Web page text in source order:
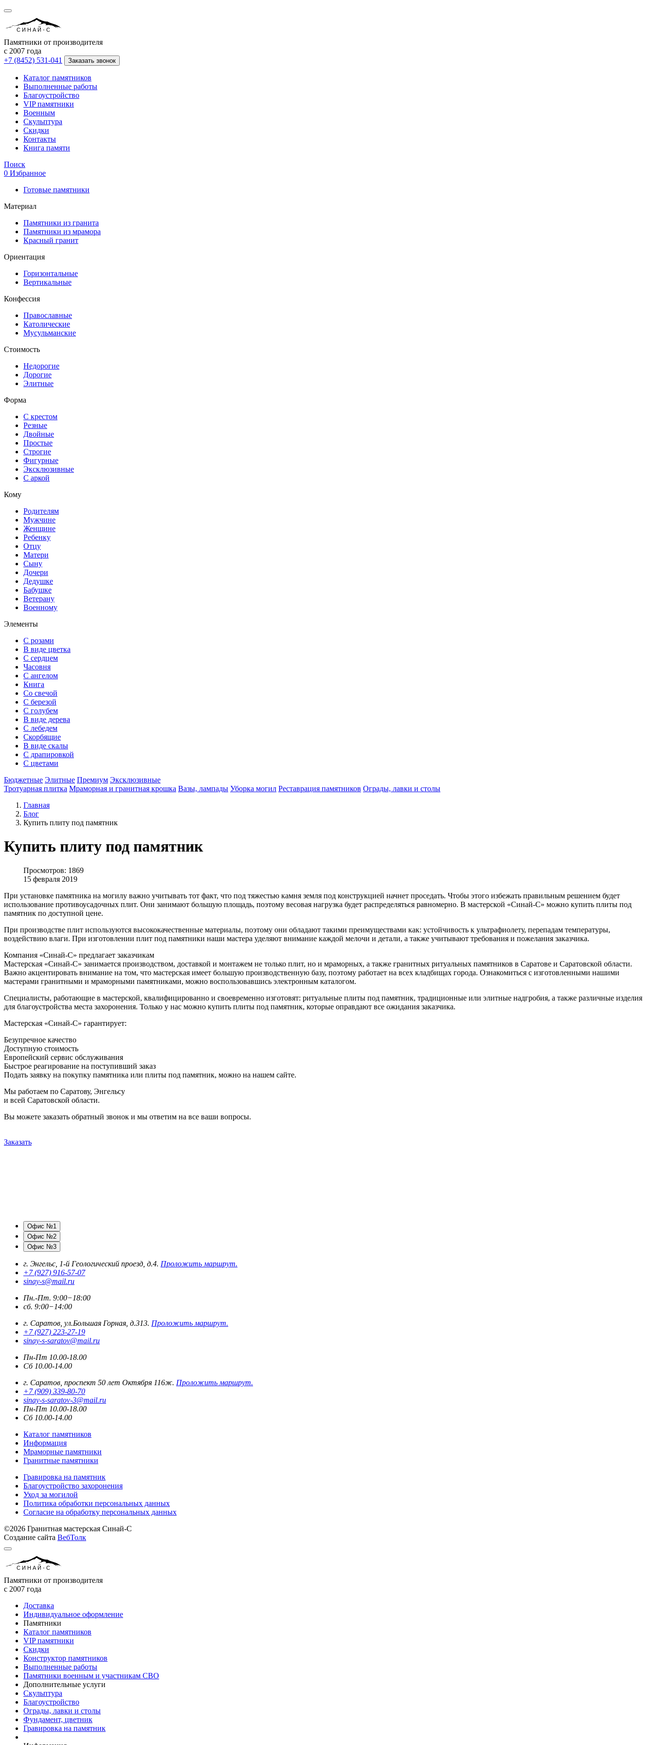
СИНАЙ-С
Памятники от производителя
с 2007 года
+7 (8452) 531-041
Заказать звонок
Каталог памятников
Выполненные работы
Благоустройство
VIP памятники
Военным
Скульптура
Скидки
Контакты
Книга памяти
Поиск
0 Избранное
Готовые памятники
Материал
Памятники из гранита
Памятники из мрамора
Красный гранит
Ориентация
Горизонтальные
Вертикальные
Конфессия
Православные
Католические
Мусульманские
Стоимость
Недорогие
Дорогие
Элитные
Форма
С крестом
Резные
Двойные
Простые
Строгие
Фигурные
Эксклюзивные
С аркой
Кому
Родителям
Мужчине
Женщине
Ребенку
Отцу
Матери
Сыну
Дочери
Дедушке
Бабушке
Ветерану
Военному
Элементы
С розами
В виде цветка
С сердцем
Часовня
С ангелом
Книга
Со свечой
С березой
С голубем
В виде дерева
С лебедем
Скорбящие
В виде скалы
С драпировкой
С цветами
Бюджетные Элитные Премиум Эксклюзивные
Тротуарная плитка Мраморная и гранитная крошка Вазы, лампады Уборка могил Реставрация памятников Ограды, лавки и столы
Главная
Блог
Купить плиту под памятник
Купить плиту под памятник
Просмотров: 1869
15 февраля 2019
При установке памятника на могилу важно учитывать тот факт, что под тяжестью камня земля под конструкцией начнет проседать. Чтобы этого избежать правильным решением будет
использование противоусадочных плит. Они занимают большую площадь, поэтому весовая нагрузка будет распределяться равномерно. В мастерской «Синай-С» можно купить плиты под
памятник по доступной цене.
При производстве плит используются высококачественные материалы, поэтому они обладают такими преимуществами как: устойчивость к ультрафиолету, перепадам температуры,
воздействию влаги. При изготовлении плит под памятники наши мастера уделяют внимание каждой мелочи и детали, а также учитывают требования и пожелания заказчика.
Компания «Синай-С» предлагает заказчикам
Мастерская «Синай-С» занимается производством, доставкой и монтажем не только плит, но и мраморных, а также гранитных ритуальных памятников в Саратове и Саратовской области.
Важно акцентировать внимание на том, что мастерская имеет большую производственную базу, поэтому работает на всех кладбищах города. Ознакомиться с изготовленными нашими
мастерами гранитными и мраморными памятниками, можно воспользовавшись электронным каталогом.
Специалисты, работающие в мастерской, квалифицированно и своевременно изготовят: ритуальные плиты под памятник, традиционные или элитные надгробия, а также различные изделия
для благоустройства места захоронения. Только у нас можно купить плиты под памятник, которые оправдают все ожидания заказчика.
Мастерская «Синай-С» гарантирует:
Безупречное качество
Доступную стоимость
Европейский сервис обслуживания
Быстрое реагирование на поступивший заказ
Подать заявку на покупку памятника или плиты под памятник, можно на нашем сайте.
Мы работаем по Саратову, Энгельсу
и всей Саратовской области.
Вы можете заказать обратный звонок и мы ответим на все ваши вопросы.
Заказать
Офис №1
Офис №2
Офис №3
г. Энгельс, 1-й Геологический проезд, д.4. Проложить маршрут.
+7 (927) 916-57-07
sinay-s@mail.ru
Пн.-Пт. 9:00−18:00
сб. 9:00−14:00
г. Саратов, ул.Большая Горная, д.313. Проложить маршрут.
+7 (927) 223-27-19
sinay-s-saratov@mail.ru
Пн-Пт 10.00-18.00
Сб 10.00-14.00
г. Саратов, проспект 50 лет Октября 116ж. Проложить маршрут.
+7 (909) 339-80-70
sinay-s-saratov-3@mail.ru
Пн-Пт 10.00-18.00
Сб 10.00-14.00
Каталог памятников
Информация
Мраморные памятники
Гранитные памятники
Гравировка на памятник
Благоустройство захоронения
Уход за могилой
Политика обработки персональных данных
Согласие на обработку персональных данных
©2026 Гранитная мастерская Синай-С
Создание сайта ВебТолк
СИНАЙ-С
Памятники от производителя
с 2007 года
Доставка
Индивидуальное оформление
Памятники
Каталог памятников
VIP памятники
Скидки
Конструктор памятников
Выполненные работы
Памятники военным и участникам СВО
Дополнительные услуги
Скульптура
Благоустройство
Ограды, лавки и столы
Фундамент, цветник
Гравировка на памятник